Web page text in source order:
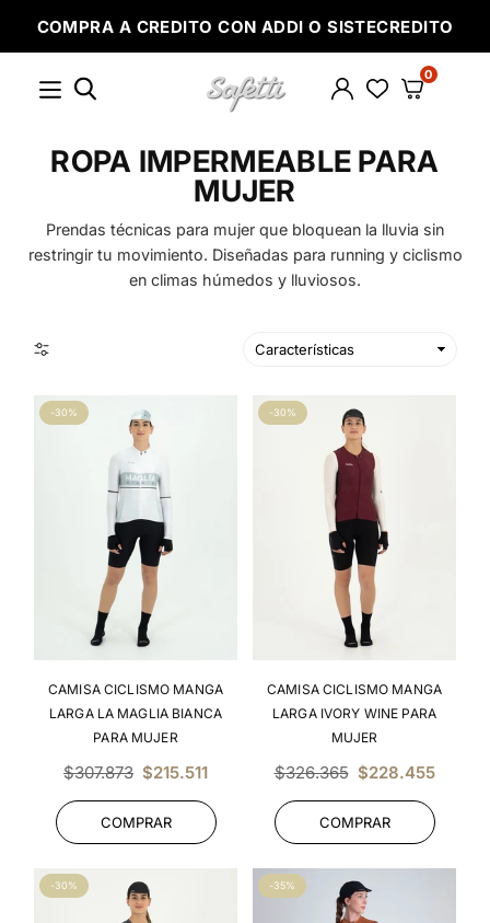
directamente
al
COMPRA A CREDITO CON ADDI O SISTECREDITO
0
ROPA IMPERMEABLE PARA
MUJER
Prendas técnicas para mujer que bloquean la lluvia sin
restringir tu movimiento. Diseñadas para running y ciclismo
en climas húmedos y lluviosos.
-30%
CAMISA CICLISMO MANGA
LARGA LA MAGLIA BIANCA
PARA MUJER
Precio
$307.873 $215.511
COMPRAR
-30%
CAMISA CICLISMO MANGA
LARGA IVORY WINE PARA
MUJER
Precio
$326.365 $228.455
COMPRAR
-30% -35%